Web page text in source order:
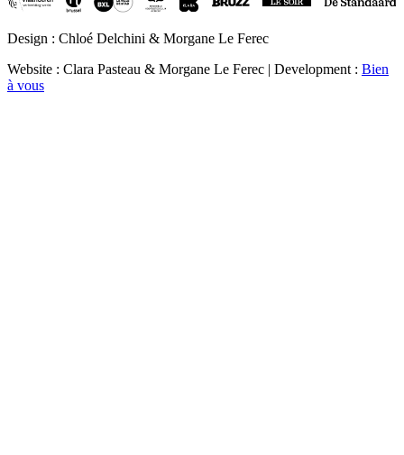
Design : Chloé Delchini & Morgane Le Ferec
Website : Clara Pasteau & Morgane Le Ferec | Development : Bien
à vous